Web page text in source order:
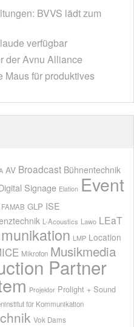
BVVS lädt zum
verfügbar
der Avnu Alliance
Maus für produktives
AV Broadcast Bühnentechnik
Signage Elation Event
FAMAB GLP ISE
L-Acoustics Lawo LEaT
LMP Location
Mikrofon Musikmedia
Partner
Projektor Prolight + Sound
für Kommunikation
Vok Dams